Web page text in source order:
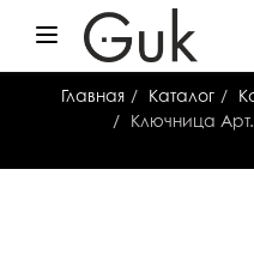
Меню
Главная Каталог
Ключница